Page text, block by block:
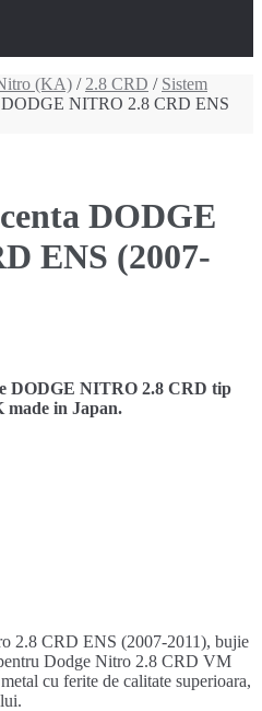
(KA) / 2.8 CRD / Sistem
DODGE NITRO 2.8 CRD ENS
DODGE
ENS (2007-
DODGE NITRO 2.8 CRD tip
made in Japan.
2.8 CRD ENS (2007-2011), bujie
Dodge Nitro 2.8 CRD VM
cu ferite de calitate superioara,